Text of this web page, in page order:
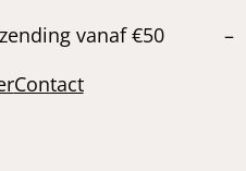
vanaf €50 –
Contact